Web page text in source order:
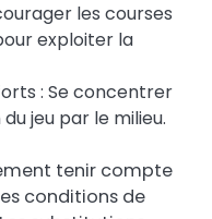
les courses
exploiter la
: Se concentrer
jeu par le milieu.
tenir compte
conditions de